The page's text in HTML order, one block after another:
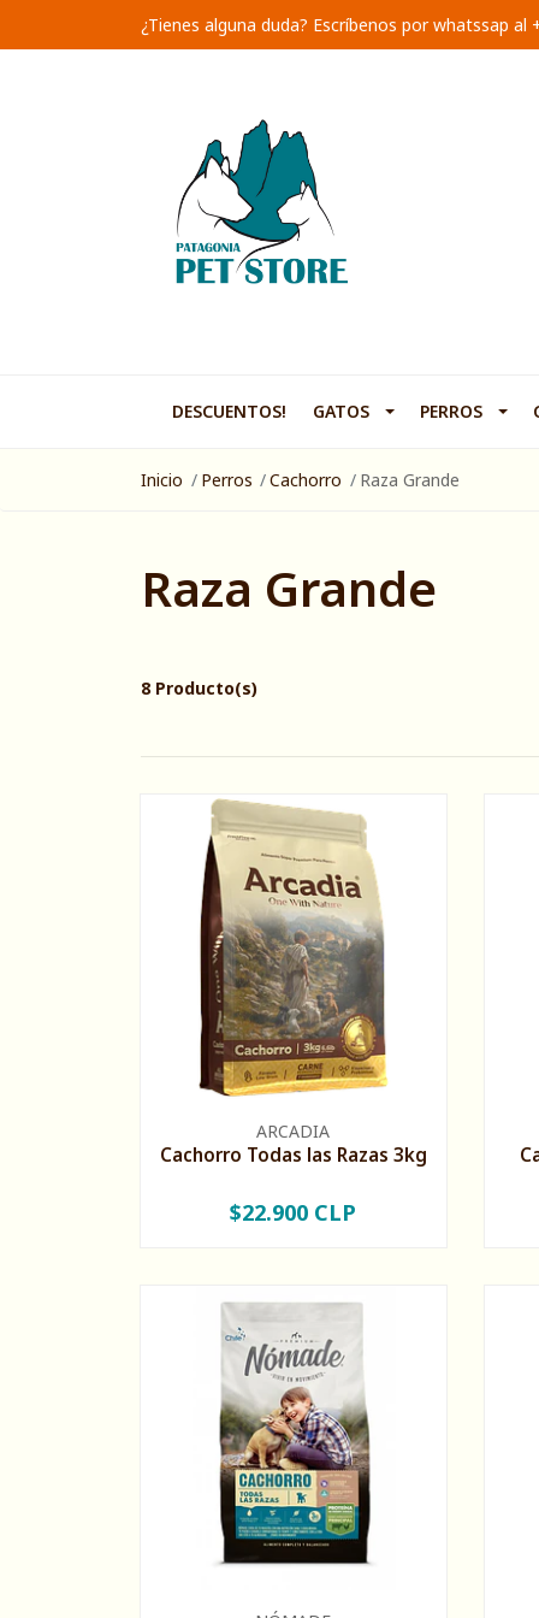
¿Tienes alguna duda? Escríbenos por whatssap al
DESCUENTOS! GATOS PERROS
Inicio Perros Cachorro Raza Grande
Raza Grande
8 Producto(s)
ARCADIA
Cachorro Todas las Razas 3kg
+
$22.900 CLP